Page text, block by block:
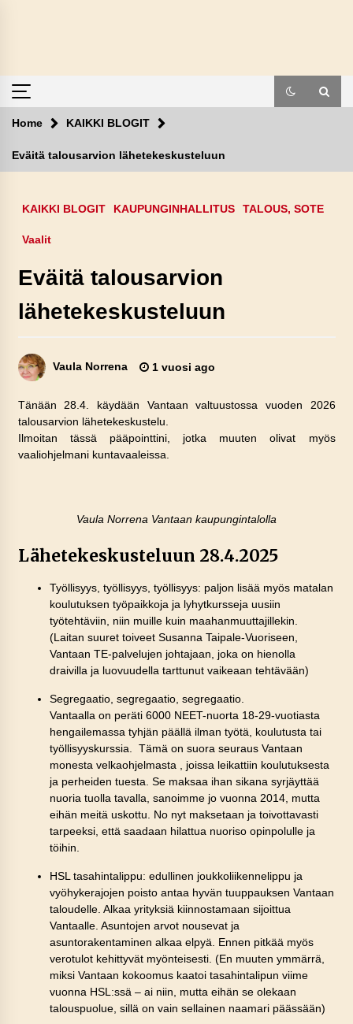
Home KAIKKI BLOGIT
Eväitä talousarvion lähetekeskusteluun
KAIKKI BLOGIT KAUPUNGINHALLITUS TALOUS, SOTE
Vaalit
Eväitä talousarvion
lähetekeskusteluun
Vaula Norrena 1 vuosi ago
Tänään 28.4. käydään Vantaan valtuustossa vuoden 2026
talousarvion lähetekeskustelu.
Ilmoitan tässä pääpointtini, jotka muuten olivat myös
vaaliohjelmani kuntavaaleissa.
Vaula Norrena Vantaan kaupungintalolla
Lähetekeskusteluun 28.4.2025
Työllisyys, työllisyys, työllisyys: paljon lisää myös matalan
koulutuksen työpaikkoja ja lyhytkursseja uusiin
työtehtäviin, niin muille kuin maahanmuuttajillekin.
(Laitan suuret toiveet Susanna Taipale-Vuoriseen,
Vantaan TE-palvelujen johtajaan, joka on hienolla
draivilla ja luovuudella tarttunut vaikeaan tehtävään)
Segregaatio, segregaatio, segregaatio.
Vantaalla on peräti 6000 NEET-nuorta 18-29-vuotiasta
hengailemassa tyhjän päällä ilman työtä, koulutusta tai
työllisyyskurssia. Tämä on suora seuraus Vantaan
monesta velkaohjelmasta , joissa leikattiin koulutuksesta
ja perheiden tuesta. Se maksaa ihan sikana syrjäyttää
nuoria tuolla tavalla, sanoimme jo vuonna 2014, mutta
eihän meitä uskottu. No nyt maksetaan ja toivottavasti
tarpeeksi, että saadaan hilattua nuoriso opinpolulle ja
töihin.
HSL tasahintalippu: edullinen joukkoliikennelippu ja
vyöhykerajojen poisto antaa hyvän tuuppauksen Vantaan
taloudelle. Alkaa yrityksiä kiinnostamaan sijoittua
Vantaalle. Asuntojen arvot nousevat ja
asuntorakentaminen alkaa elpyä. Ennen pitkää myös
verotulot kehittyvät myönteisesti. (En muuten ymmärrä,
miksi Vantaan kokoomus kaatoi tasahintalipun viime
vuonna HSL:ssä – ai niin, mutta eihän se olekaan
talouspuolue, sillä on vain sellainen naamari päässään)